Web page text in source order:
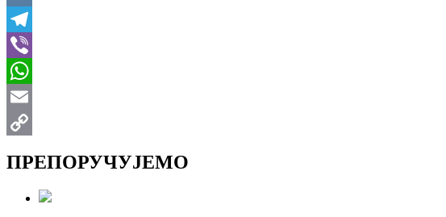
VK
Telegram
Viber
WhatsApp
Email
ПРЕПОРУЧУЈЕМО